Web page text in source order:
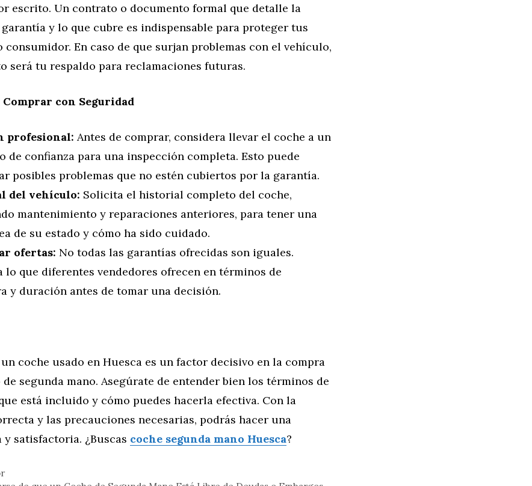
escrito. Un contrato o documento formal que detalle la
y lo que cubre es indispensable para proteger tus
consumidor. En caso de que surjan problemas con el vehículo,
será tu respaldo para reclamaciones futuras.
Comprar con Seguridad
profesional: Antes de comprar, considera llevar el coche a un
de confianza para una inspección completa. Esto puede
posibles problemas que no estén cubiertos por la garantía.
del vehículo: Solicita el historial completo del coche,
mantenimiento y reparaciones anteriores, para tener una
de su estado y cómo ha sido cuidado.
ofertas: No todas las garantías ofrecidas son iguales.
lo que diferentes vendedores ofrecen en términos de
y duración antes de tomar una decisión.
coche usado en Huesca es un factor decisivo en la compra
segunda mano. Asegúrate de entender bien los términos de
está incluido y cómo puedes hacerla efectiva. Con la
y las precauciones necesarias, podrás hacer una
y satisfactoria. ¿Buscas coche segunda mano Huesca?